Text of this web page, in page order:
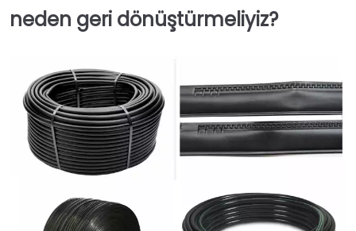
neden geri dönüştürmeliyiz?